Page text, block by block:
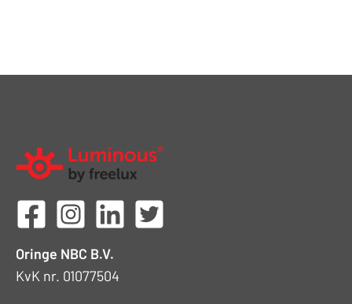
Oringe NBC B.V.
KvK nr. 01077504